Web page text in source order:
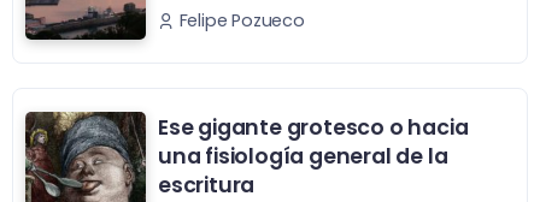
Felipe Pozueco
Ese gigante grotesco o hacia
una fisiología general de la
escritura